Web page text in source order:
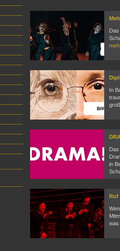
In
in
Ruf
was